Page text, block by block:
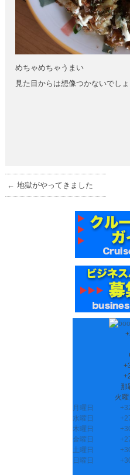
めちゃめちゃうまい
見た目からは想像つかないでし
← 地獄がやってきました
+
+
+
那
火曜
月曜日
+
水曜日
+
木曜日
+
金曜日
+
土曜日
+
日曜日
+